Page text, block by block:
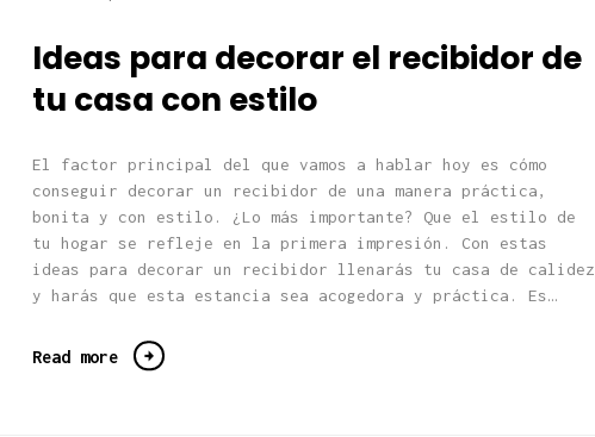
Ideas para decorar el recibidor de
tu casa con estilo
El factor principal del que vamos a hablar hoy es cómo
conseguir decorar un recibidor de una manera práctica,
bonita y con estilo. ¿Lo más importante? Que el estilo de
tu hogar se refleje en la primera impresión. Con estas
ideas para decorar un recibidor llenarás tu casa de calidez
y harás que esta estancia sea acogedora y práctica. Es…
Read more